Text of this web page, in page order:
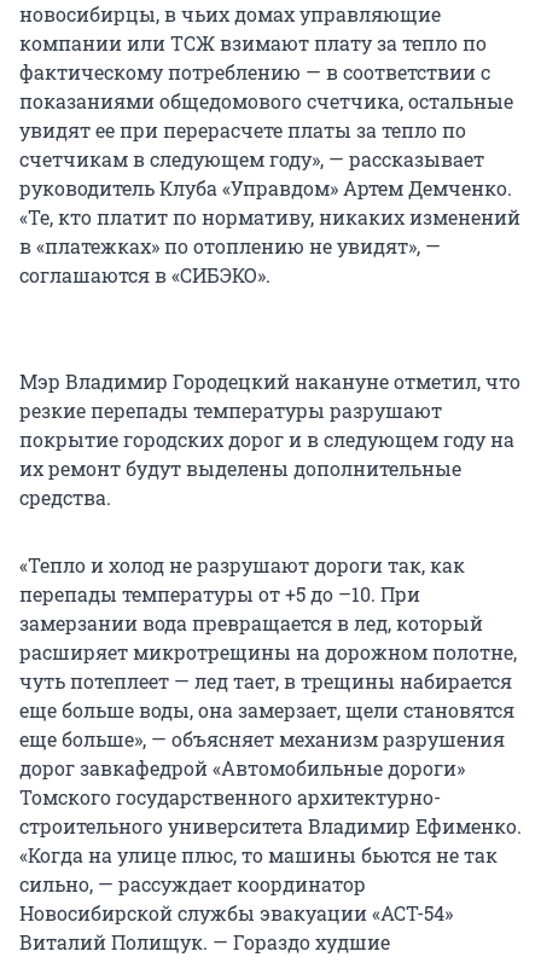
новосибирцы, в чьих домах управляющие
компании или ТСЖ взимают плату за тепло по
фактическому потреблению — в соответствии с
показаниями общедомового счетчика, остальные
увидят ее при перерасчете платы за тепло по
счетчикам в следующем году», — рассказывает
руководитель Клуба «Управдом» Артем Демченко.
«Те, кто платит по нормативу, никаких изменений
в «платежках» по отоплению не увидят», —
соглашаются в «СИБЭКО».
Мэр Владимир Городецкий накануне отметил, что
резкие перепады температуры разрушают
покрытие городских дорог и в следующем году на
их ремонт будут выделены дополнительные
средства.
«Тепло и холод не разрушают дороги так, как
перепады температуры от +5 до –10. При
замерзании вода превращается в лед, который
расширяет микротрещины на дорожном полотне,
чуть потеплеет — лед тает, в трещины набирается
еще больше воды, она замерзает, щели становятся
еще больше», — объясняет механизм разрушения
дорог завкафедрой «Автомобильные дороги»
Томского государственного архитектурно-
строительного университета Владимир Ефименко.
«Когда на улице плюс, то машины бьются не так
сильно, — рассуждает координатор
Новосибирской службы эвакуации «АСТ-54»
Виталий Полищук. — Гораздо худшие